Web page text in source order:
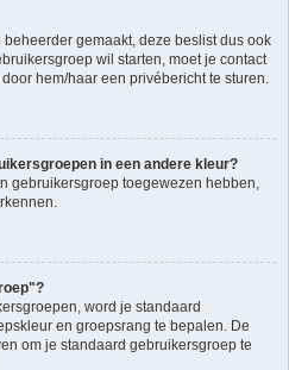
gemaakt, deze beslist dus ook
wil starten, moet je contact
hem/haar een privébericht te sturen.
in een andere kleur?
gebruikersgroep toegewezen hebben,
word je standaard
en groepsrang te bepalen. De
om je standaard gebruikersgroep te